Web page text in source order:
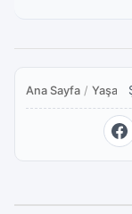
Ana Sayfa / Yaşam